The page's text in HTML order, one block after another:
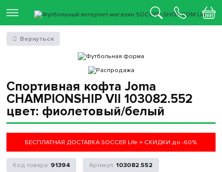
Спортивная кофта Joma
CHAMPIONSHIP VII 103082.552
цвет: фиолетовый/белый
БЕСПЛАТНАЯ ДОСТАВКА SOCCER Life + СКИДКИ до -60%
91394 103082.552
Вернуться